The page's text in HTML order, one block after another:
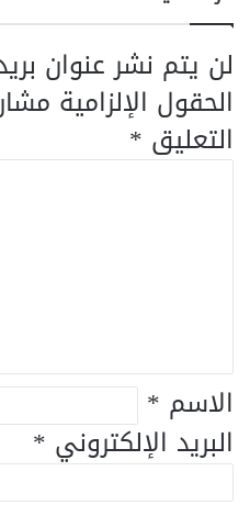
لن يتم نشر عنوان
الحقول الإلزامية
التعليق *
الاسم *
البريد الإلكتروني *